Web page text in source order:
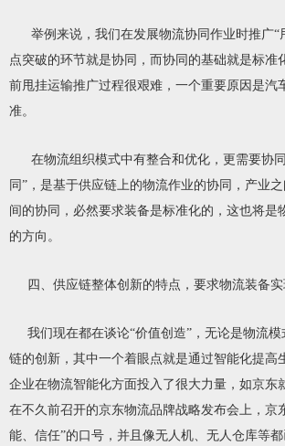
举例来说，我们在发展物流协同作业时推广“
点突破的环节就是协同，而协同的基础就是标准
前甩挂运输推广过程很艰难，一个重要原因是汽
准。
在物流组织模式中有整合和优化，更需要协
同”，是基于供应链上的物流作业的协同，产业
间的协同，必然要求装备是标准化的，这也将是
的方向。
四、供应链整体创新的特点，要求物流装备实
我们现在都在谈论“价值创造”，无论是物流模
链的创新，其中一个着眼点就是通过智能化提高
企业在物流智能化方面投入了很大力量，如京东
在不久前召开的京东物流品牌战略发布会上，京
能、信任”的口号，并且像无人机、无人仓库等